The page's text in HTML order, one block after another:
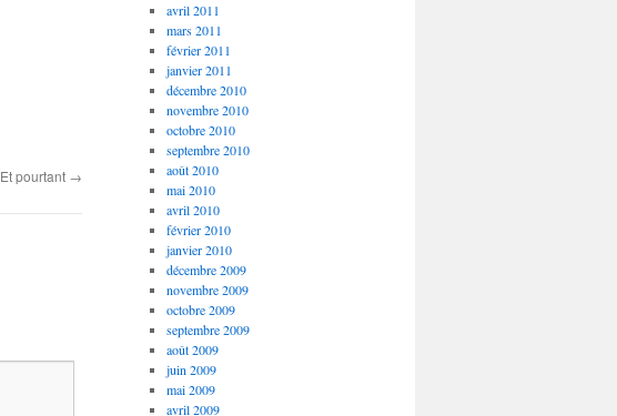
Et pourtant →
avril 2011
mars 2011
février 2011
janvier 2011
décembre 2010
novembre 2010
octobre 2010
septembre 2010
août 2010
mai 2010
avril 2010
février 2010
janvier 2010
décembre 2009
novembre 2009
octobre 2009
septembre 2009
août 2009
juin 2009
mai 2009
avril 2009